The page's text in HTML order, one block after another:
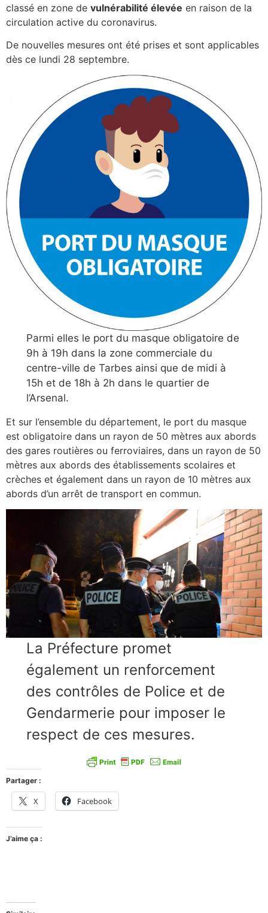
classé en zone de vulnérabilité élevée en raison de la
circulation active du coronavirus.
De nouvelles mesures ont été prises et sont applicables
dès ce lundi 28 septembre.
Parmi elles le port du masque obligatoire de
9h à 19h dans la zone commerciale du
centre-ville de Tarbes ainsi que de midi à
15h et de 18h à 2h dans le quartier de
l’Arsenal.
Et sur l’ensemble du département, le port du masque
est obligatoire dans un rayon de 50 mètres aux abords
des gares routières ou ferroviaires, dans un rayon de 50
mètres aux abords des établissements scolaires et
crèches et également dans un rayon de 10 mètres aux
abords d’un arrêt de transport en commun.
La Préfecture promet
également un renforcement
des contrôles de Police et de
Gendarmerie pour imposer le
respect de ces mesures.
Partager :
X Facebook
J’aime ça :